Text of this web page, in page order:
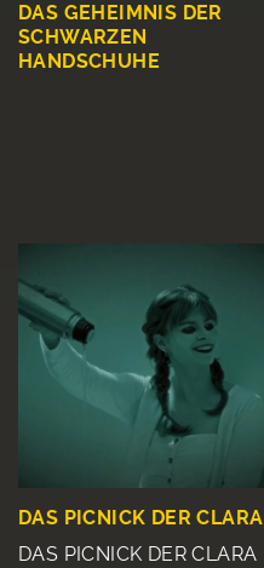
DAS GEHEIMNIS DER
SCHWARZEN
HANDSCHUHE
DAS PICNICK DER CLARA
DAS PICNICK DER CLARA